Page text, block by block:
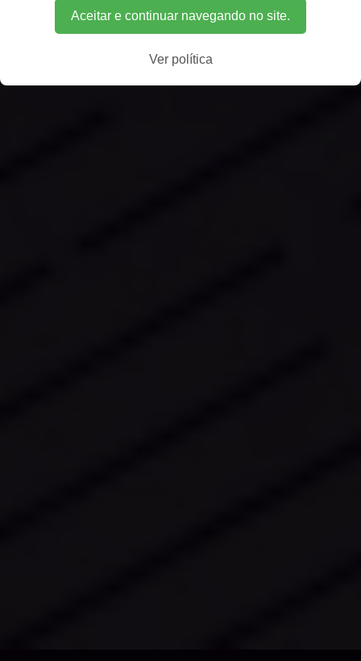
Aceitar e continuar navegando no site.
Ver política